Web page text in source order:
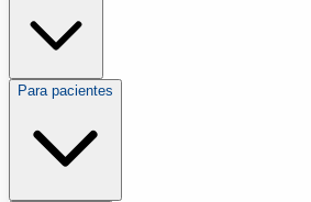
Para pacientes